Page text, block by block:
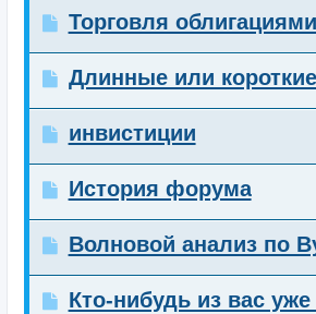
Торговля облигациями
Длинные или
инвистиции
История форума
Волновой анализ по
Кто-нибудь из вас